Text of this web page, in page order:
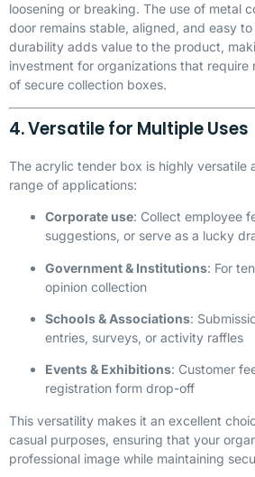
loosening or breaking. The use of metal
door remains stable, aligned, and easy
durability adds value to the product,
investment for organizations that require
of secure collection boxes.
4. Versatile for Multiple Uses
The acrylic tender box is highly versatile
range of applications:
Corporate use: Collect employee
suggestions, or serve as a lucky
Government & Institutions: For
opinion collection
Schools & Associations:
entries, surveys, or activity raffles
Events & Exhibitions: Customer
registration form drop-off
This versatility makes it an excellent
casual purposes, ensuring that your
professional image while maintaining